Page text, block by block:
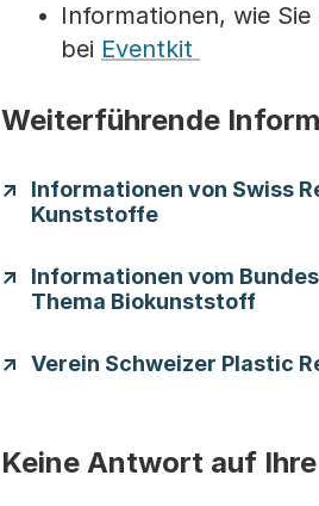
Informationen, wie
bei Eventkit
Weiterführende
Informationen von Swiss
Kunststoffe
Informationen vom
Thema Biokunststoff
Verein Schweizer Plastic
Keine Antwort auf